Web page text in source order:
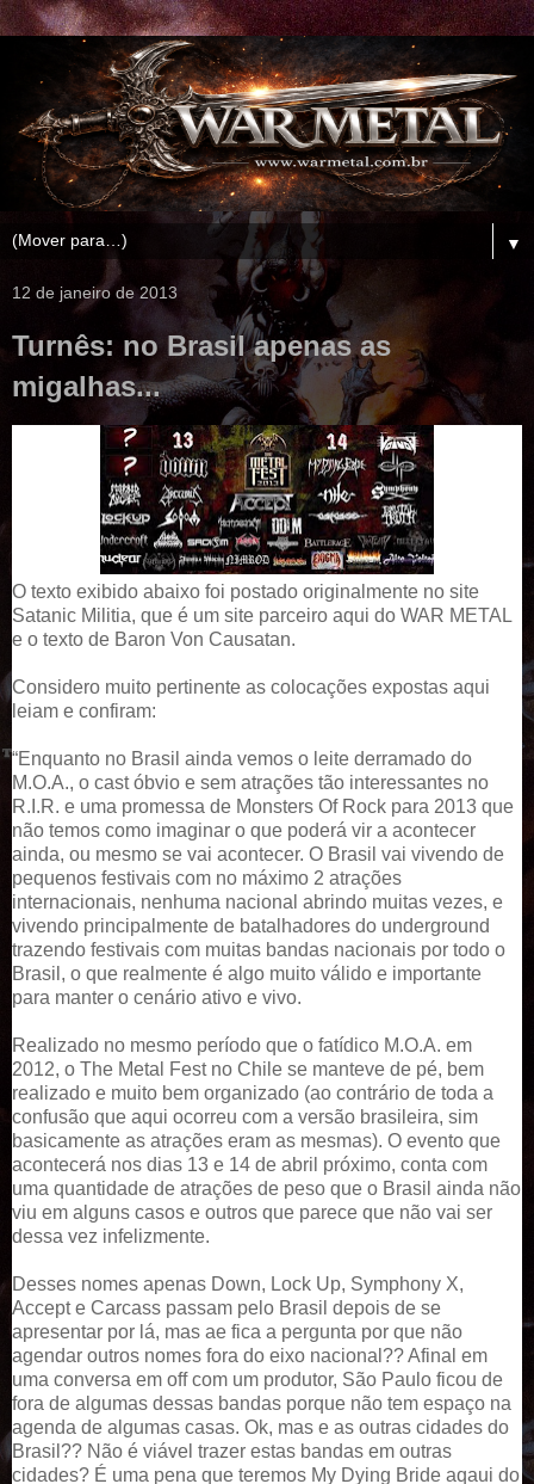
▼
12 de janeiro de 2013
Turnês: no Brasil apenas as
migalhas...
O texto exibido abaixo foi postado originalmente no site
Satanic Militia, que é um site parceiro aqui do WAR METAL
e o texto de Baron Von Causatan.
Considero muito pertinente as colocações expostas aqui
leiam e confiram:
“Enquanto no Brasil ainda vemos o leite derramado do
M.O.A., o cast óbvio e sem atrações tão interessantes no
R.I.R. e uma promessa de Monsters Of Rock para 2013 que
não temos como imaginar o que poderá vir a acontecer
ainda, ou mesmo se vai acontecer. O Brasil vai vivendo de
pequenos festivais com no máximo 2 atrações
internacionais, nenhuma nacional abrindo muitas vezes, e
vivendo principalmente de batalhadores do underground
trazendo festivais com muitas bandas nacionais por todo o
Brasil, o que realmente é algo muito válido e importante
para manter o cenário ativo e vivo.
Realizado no mesmo período que o fatídico M.O.A. em
2012, o The Metal Fest no Chile se manteve de pé, bem
realizado e muito bem organizado (ao contrário de toda a
confusão que aqui ocorreu com a versão brasileira, sim
basicamente as atrações eram as mesmas). O evento que
acontecerá nos dias 13 e 14 de abril próximo, conta com
uma quantidade de atrações de peso que o Brasil ainda não
viu em alguns casos e outros que parece que não vai ser
dessa vez infelizmente.
Desses nomes apenas Down, Lock Up, Symphony X,
Accept e Carcass passam pelo Brasil depois de se
apresentar por lá, mas ae fica a pergunta por que não
agendar outros nomes fora do eixo nacional?? Afinal em
uma conversa em off com um produtor, São Paulo ficou de
fora de algumas dessas bandas porque não tem espaço na
agenda de algumas casas. Ok, mas e as outras cidades do
Brasil?? Não é viável trazer estas bandas em outras
cidades? É uma pena que teremos My Dying Bride aqaui do